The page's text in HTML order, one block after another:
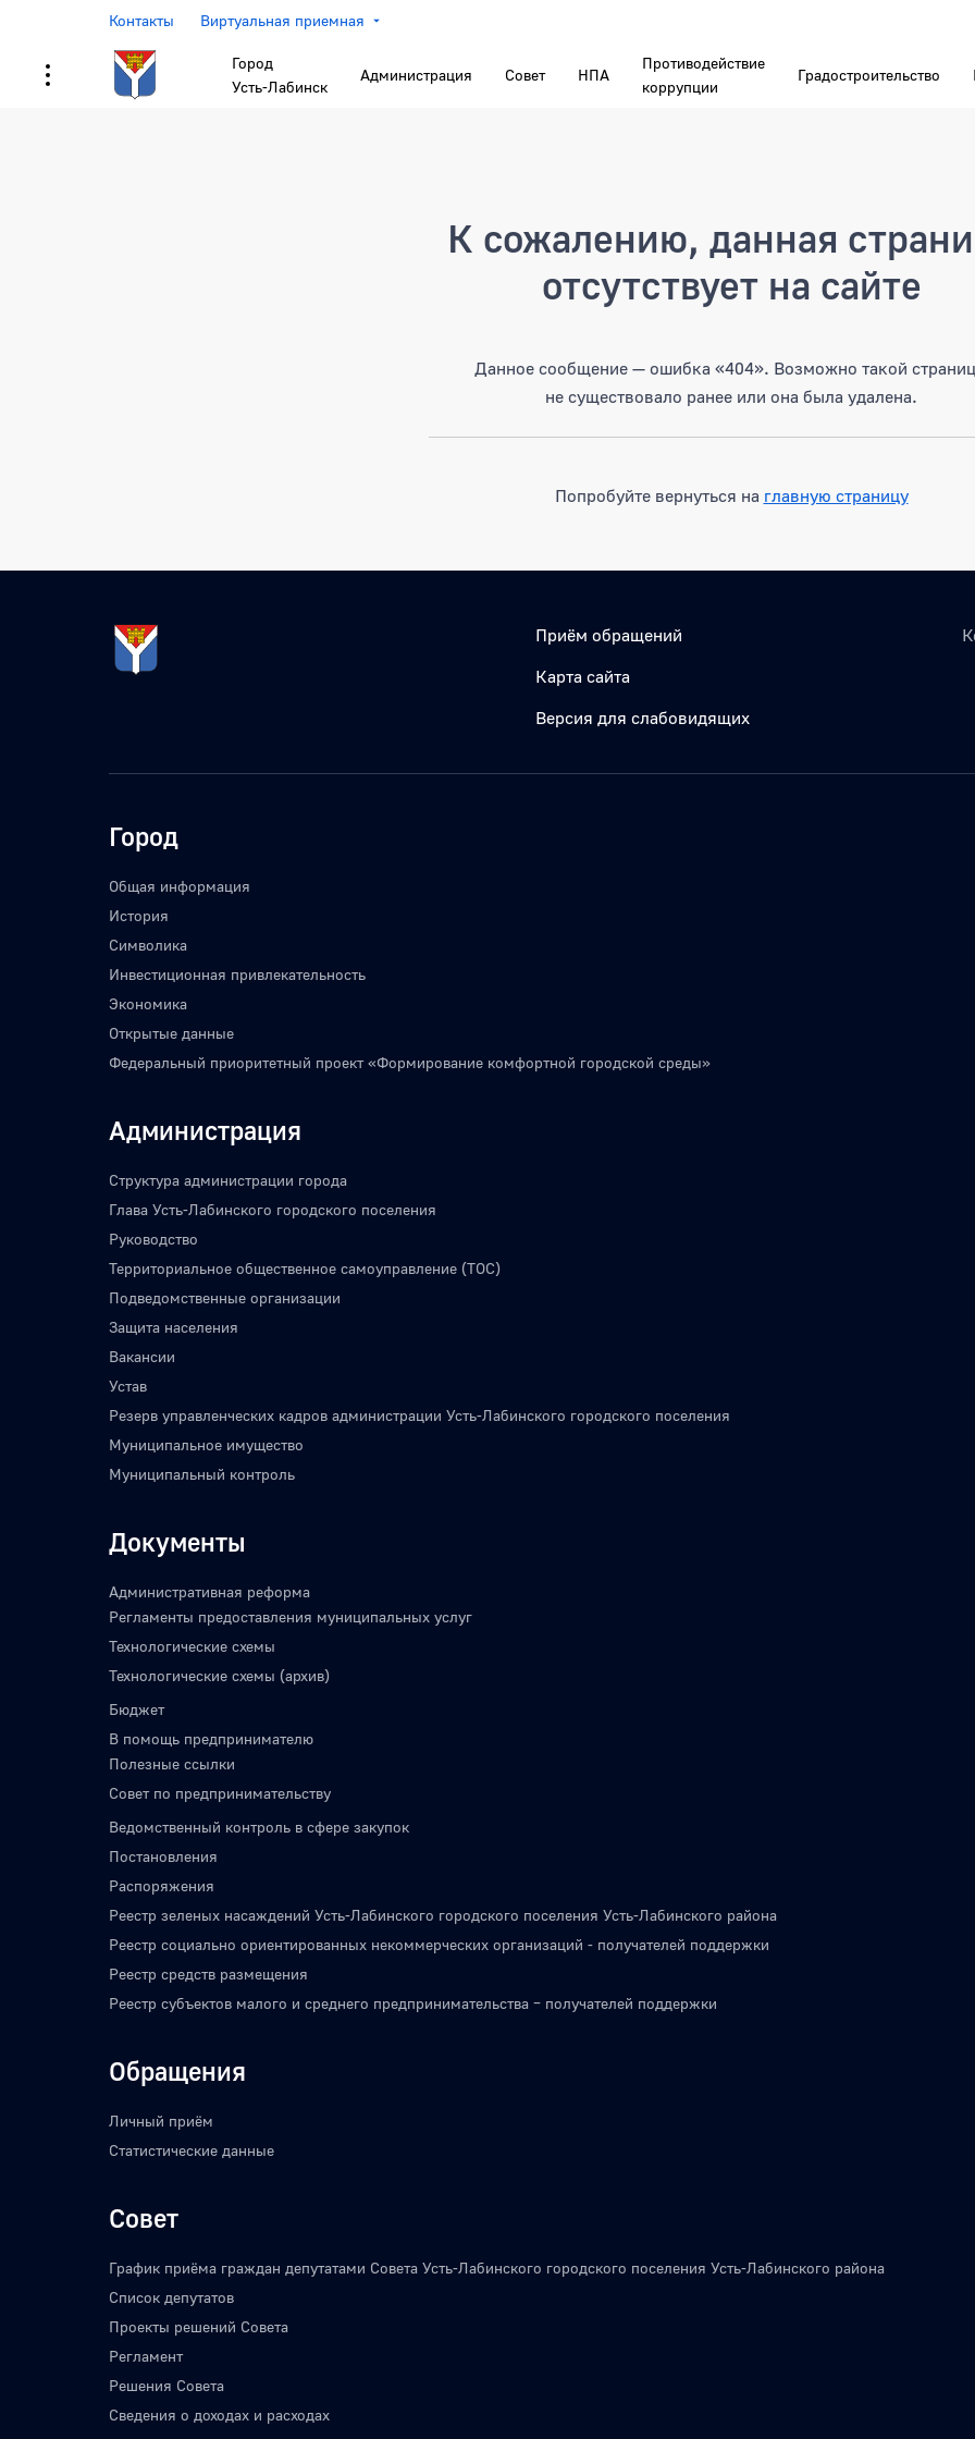
Контакты Виртуальная приемная
Город
Усть-Лабинск
Администрация Совет НПА
Противодействие
коррупции
Градостроительство
К сожалению, данная
отсутствует на сайте
Данное сообщение — ошибка «404». Возможно такой
не существовало ранее или она была удалена.
Попробуйте вернуться на главную страницу
Приём обращений
Карта сайта
Версия для слабовидящих
Город
Общая информация
История
Символика
Инвестиционная привлекательность
Экономика
Открытые данные
Федеральный приоритетный проект «Формирование комфортной городской среды»
Администрация
Структура администрации города
Глава Усть-Лабинского городского поселения
Руководство
Территориальное общественное самоуправление (ТОС)
Подведомственные организации
Защита населения
Вакансии
Устав
Резерв управленческих кадров администрации Усть-Лабинского городского поселения
Муниципальное имущество
Муниципальный контроль
Документы
Административная реформа
Регламенты предоставления муниципальных услуг
Технологические схемы
Технологические схемы (архив)
Бюджет
В помощь предпринимателю
Полезные ссылки
Совет по предпринимательству
Ведомственный контроль в сфере закупок
Постановления
Распоряжения
Реестр зеленых насаждений Усть-Лабинского городского поселения Усть-Лабинского района
Реестр социально ориентированных некоммерческих организаций - получателей поддержки
Реестр средств размещения
Реестр субъектов малого и среднего предпринимательства – получателей поддержки
Обращения
Личный приём
Статистические данные
Совет
График приёма граждан депутатами Совета Усть-Лабинского городского поселения Усть-Лабинского района
Список депутатов
Проекты решений Совета
Регламент
Решения Совета
Сведения о доходах и расходах